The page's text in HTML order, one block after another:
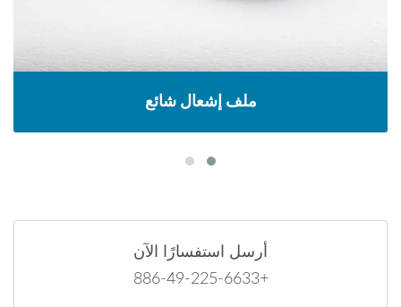
ملف إشعال شائع
أرسل استفسارًا الآن
+886-49-225-6633